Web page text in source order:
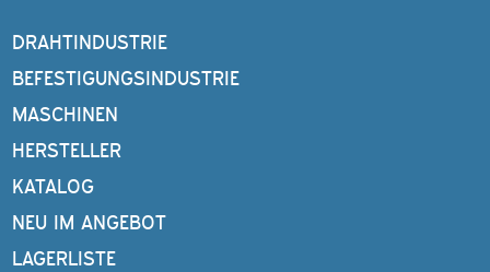
DRAHTINDUSTRIE
BEFESTIGUNGSINDUSTRIE
MASCHINEN
HERSTELLER
KATALOG
NEU IM ANGEBOT
LAGERLISTE